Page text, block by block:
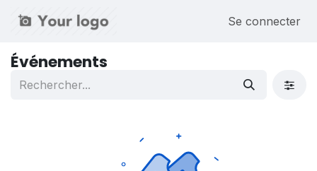
Se connecter
Événements